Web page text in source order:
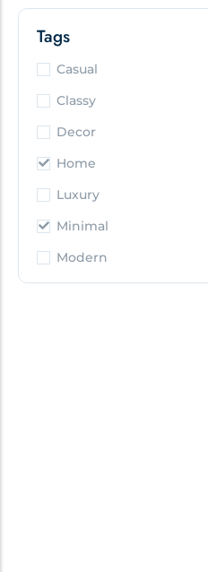
Tags
Casual
Classy
Decor
Home
Luxury
Minimal
Modern